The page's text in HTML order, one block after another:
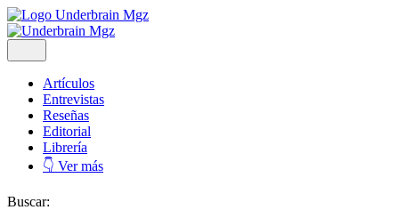
Artículos
Entrevistas
Reseñas
Editorial
Librería
👇 Ver más
Buscar: